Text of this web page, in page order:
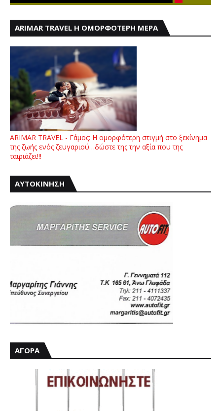
ARIMAR TRAVEL Η ΟΜΟΡΦΟΤΕΡΗ ΜΕΡΑ
ARIMAR TRAVEL - Γάμος: Η ομορφότερη στιγμή στο ξεκίνημα
της ζωής ενός ζευγαριού…δώστε της την αξία που της
ταιριάζει!!!
ΑΥΤΟΚΙΝΗΣΗ
ΑΓΟΡΑ